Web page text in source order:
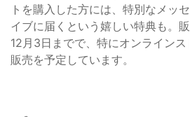
トを購入した方には、特別なメッ
イブに届くという嬉しい特典も。
12月3日までで、特にオンライン
販売を予定しています。